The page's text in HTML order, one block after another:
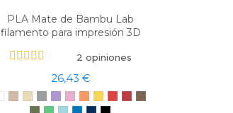
PLA Mate de Bambu Lab
filamento para impresión 3D
2 opiniones
26,43 €